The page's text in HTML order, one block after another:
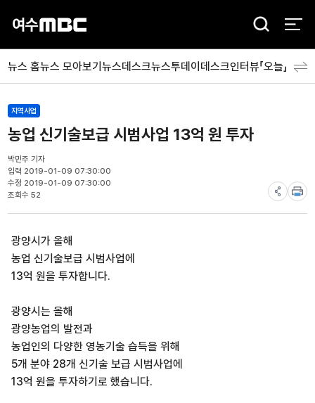
검
뉴스 홈뉴스 모아보기뉴스데스크뉴스투데이데스크인터뷰「오늘」 분야
지역사업
농업 신기술보급 시범사업 13억 원 투자
박민주 기자
입력 2019-01-09 07:30:00
수정 2019-01-09 07:30:00
조회수 52
광양시가 올해
농업 신기술보급 시범사업에
13억 원을 투자합니다.
광양시는 올해
광양농업의 발전과
농업인의 다양한 영농기술 습득을 위해
5개 분야 28개 신기술 보급 시범사업에
13억 원을 투자하기로 했습니다.